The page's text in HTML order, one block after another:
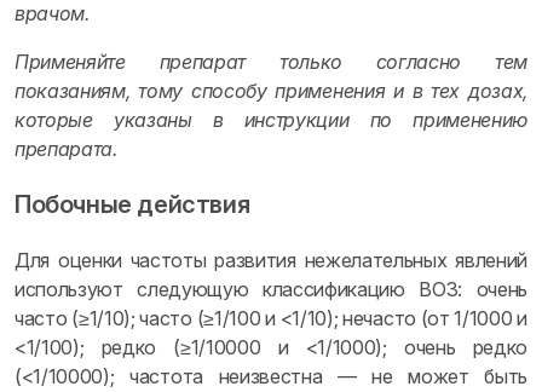
врачом.
Применяйте препарат только согласно тем
показаниям, тому способу применения и в тех дозах,
которые указаны в инструкции по применению
препарата.
Побочные действия
Для оценки частоты развития нежелательных явлений
используют следующую классификацию ВОЗ: очень
часто (≥1/10); часто (≥1/100 и <1/10); нечасто (от 1/1000 и
<1/100); редко (≥1/10000 и <1/1000); очень редко
(<1/10000); частота неизвестна — не может быть